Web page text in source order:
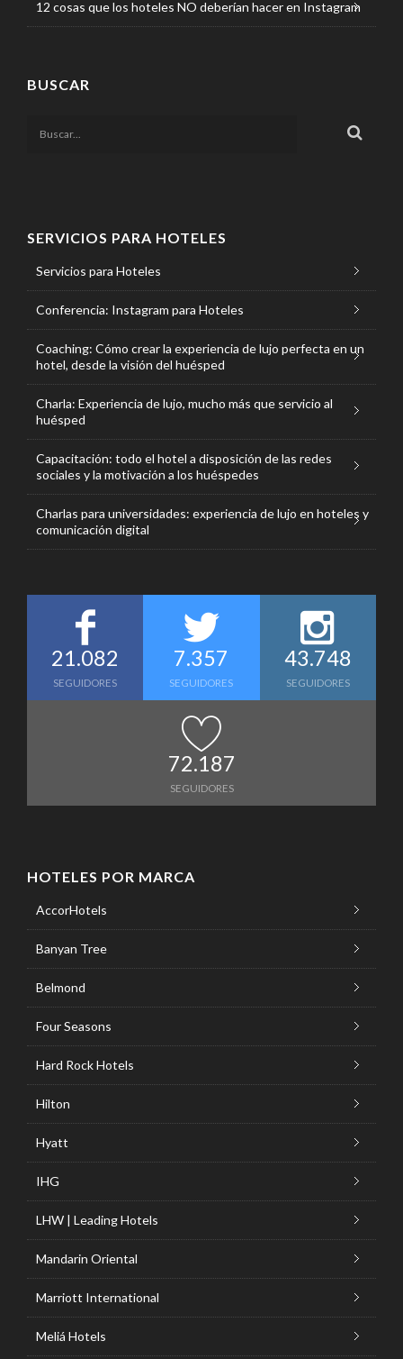
12 cosas que los hoteles NO deberían hacer en Instagram
BUSCAR
SERVICIOS PARA HOTELES
Servicios para Hoteles
Conferencia: Instagram para Hoteles
Coaching: Cómo crear la experiencia de lujo perfecta en un
hotel, desde la visión del huésped
Charla: Experiencia de lujo, mucho más que servicio al
huésped
Capacitación: todo el hotel a disposición de las redes
sociales y la motivación a los huéspedes
Charlas para universidades: experiencia de lujo en hoteles y
comunicación digital
21.082
SEGUIDORES
7.357
SEGUIDORES
43.748
SEGUIDORES
72.187
SEGUIDORES
HOTELES POR MARCA
AccorHotels
Banyan Tree
Belmond
Four Seasons
Hard Rock Hotels
Hilton
Hyatt
IHG
LHW | Leading Hotels
Mandarin Oriental
Marriott International
Meliá Hotels